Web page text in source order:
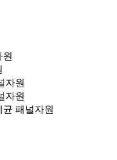
자원
자원
패널자원